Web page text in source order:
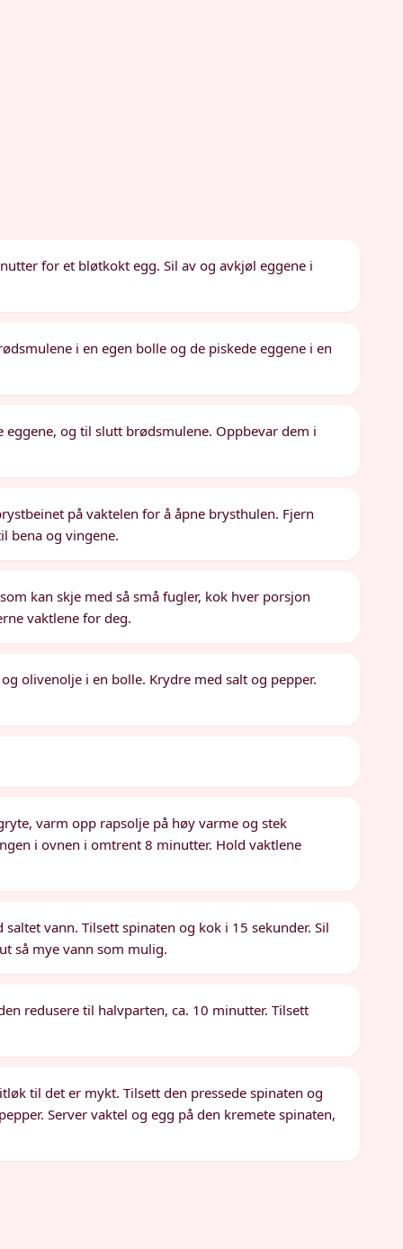
for et bløtkokt egg. Sil av og avkjøl eggene i
i en egen bolle og de piskede eggene i en
eggene, og til slutt brødsmulene. Oppbevar dem i
på vaktelen for å åpne brysthulen. Fjern
bena og vingene.
kan skje med så små fugler, kok hver porsjon
vaktlene for deg.
olivenolje i en bolle. Krydre med salt og pepper.
varm opp rapsolje på høy varme og stek
i ovnen i omtrent 8 minutter. Hold vaktlene
vann. Tilsett spinaten og kok i 15 sekunder. Sil
så mye vann som mulig.
redusere til halvparten, ca. 10 minutter. Tilsett
til det er mykt. Tilsett den pressede spinaten og
Server vaktel og egg på den kremete spinaten,